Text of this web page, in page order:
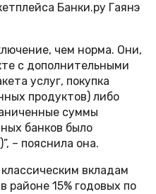
Банки.ру Гаянэ
чем норма. Они,
с дополнительными
услуг, покупка
продуктов) либо
суммы
банков было
– пояснила она.
вкладам
районе 15% годовых по